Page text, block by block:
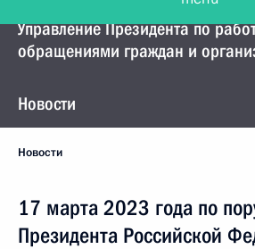
Управление Президента по
обращениями граждан и
Новости
Новости
17 марта 2023 года по
Президента Российской